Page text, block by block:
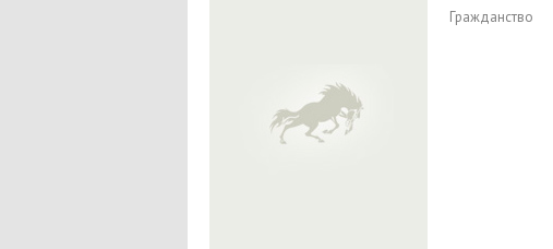
Гражданство